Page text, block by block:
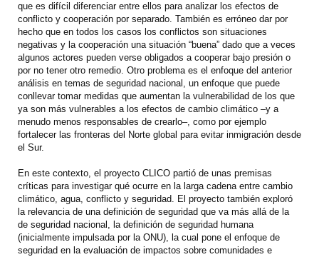
que es difícil diferenciar entre ellos para analizar los efectos de
conflicto y cooperación por separado. También es erróneo dar por
hecho que en todos los casos los conflictos son situaciones
negativas y la cooperación una situación “buena” dado que a veces
algunos actores pueden verse obligados a cooperar bajo presión o
por no tener otro remedio. Otro problema es el enfoque del anterior
análisis en temas de seguridad nacional, un enfoque que puede
conllevar tomar medidas que aumentan la vulnerabilidad de los que
ya son más vulnerables a los efectos de cambio climático –y a
menudo menos responsables de crearlo–, como por ejemplo
fortalecer las fronteras del Norte global para evitar inmigración desde
el Sur.
En este contexto, el proyecto CLICO partió de unas premisas
críticas para investigar qué ocurre en la larga cadena entre cambio
climático, agua, conflicto y seguridad. El proyecto también exploró
la relevancia de una definición de seguridad que va más allá de la
de seguridad nacional, la definición de seguridad humana
(inicialmente impulsada por la ONU), la cual pone el enfoque de
seguridad en la evaluación de impactos sobre comunidades e